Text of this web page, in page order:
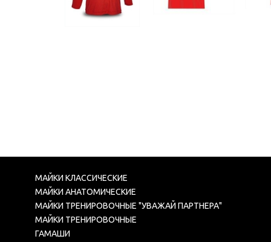
МАЙКИ КЛАССИЧЕСКИЕ
МАЙКИ АНАТОМИЧЕСКИЕ
МАЙКИ ТРЕНИРОВОЧНЫЕ "УВАЖАЙ ПАРТНЕРА"
МАЙКИ ТРЕНИРОВОЧНЫЕ
ГАМАШИ